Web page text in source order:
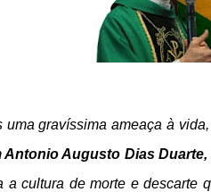
uma gravíssima ameaça à
Antonio Augusto Dias Duarte,
a cultura de morte e descarte